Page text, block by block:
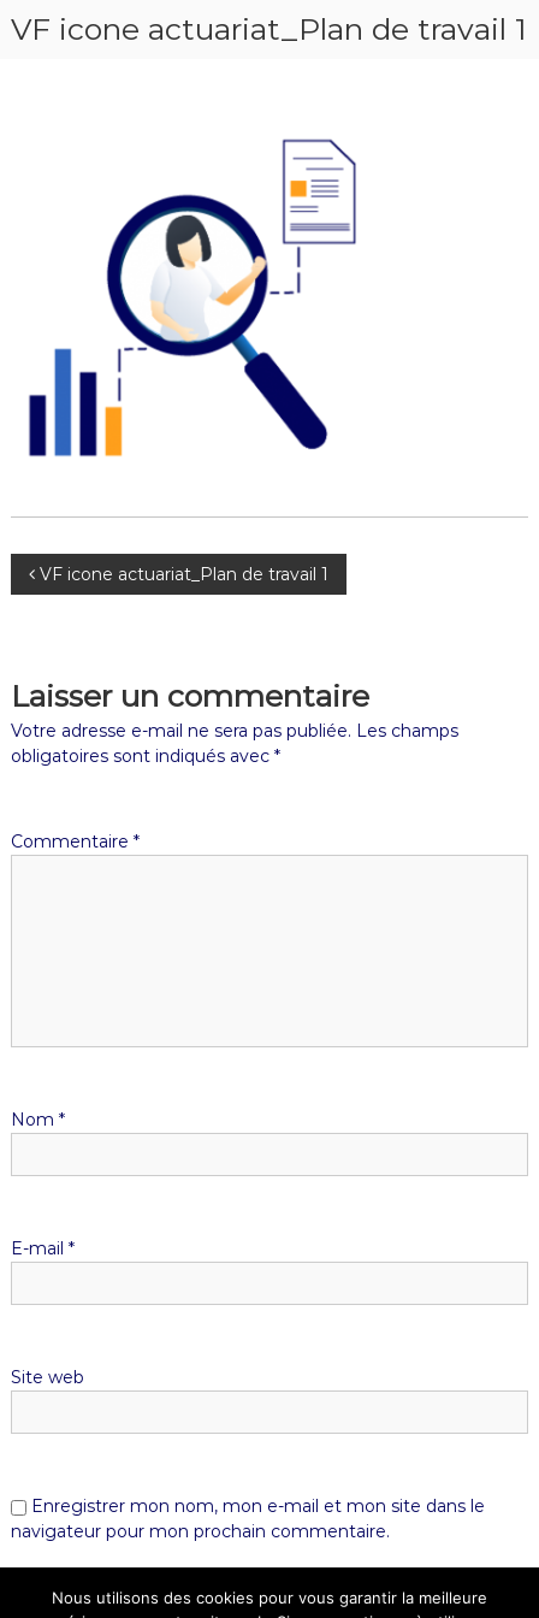
VF icone actuariat_Plan de travail 1
VF icone actuariat_Plan de travail 1
Laisser un commentaire
Votre adresse e-mail ne sera pas publiée. Les champs
obligatoires sont indiqués avec *
Commentaire *
Nom *
E-mail *
Site web
Enregistrer mon nom, mon e-mail et mon site dans le
navigateur pour mon prochain commentaire.
Nous utilisons des cookies pour vous garantir la meilleure